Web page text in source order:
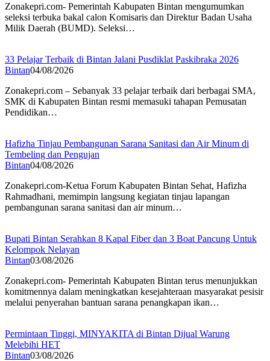
Zonakepri.com- Pemerintah Kabupaten Bintan mengumumkan
seleksi terbuka bakal calon Komisaris dan Direktur Badan Usaha
Milik Daerah (BUMD). Seleksi…
33 Pelajar Terbaik di Bintan Jalani Pusdiklat Paskibraka 2026
Bintan04/08/2026
Zonakepri.com – Sebanyak 33 pelajar terbaik dari berbagai SMA,
SMK di Kabupaten Bintan resmi memasuki tahapan Pemusatan
Pendidikan…
Hafizha Tinjau Pembangunan Sarana Sanitasi dan Air Minum di
Tembeling dan Pengujan
Bintan04/08/2026
Zonakepri.com-Ketua Forum Kabupaten Bintan Sehat, Hafizha
Rahmadhani, memimpin langsung kegiatan tinjau lapangan
pembangunan sarana sanitasi dan air minum…
Bupati Bintan Serahkan 8 Kapal Fiber dan 3 Boat Pancung Untuk
Kelompok Nelayan
Bintan03/08/2026
Zonakepri.com- Pemerintah Kabupaten Bintan terus menunjukkan
komitmennya dalam meningkatkan kesejahteraan masyarakat pesisir
melalui penyerahan bantuan sarana penangkapan ikan…
Permintaan Tinggi, MINYAKITA di Bintan Dijual Warung
Melebihi HET
Bintan03/08/2026